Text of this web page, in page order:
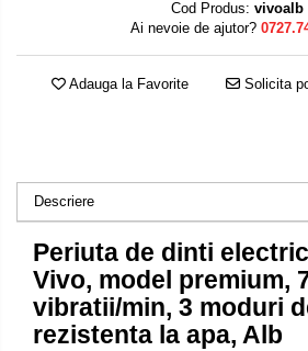
Cod Produs: vivoalb
Ai nevoie de ajutor?
Adauga la Favorite Solicita
Descriere
Periuta de dinti
Vivo, model premium,
vibratii/min, 3 moduri
rezistenta la apa, Alb